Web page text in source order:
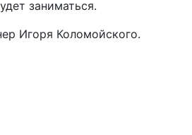
заниматься.
Игоря Коломойского.